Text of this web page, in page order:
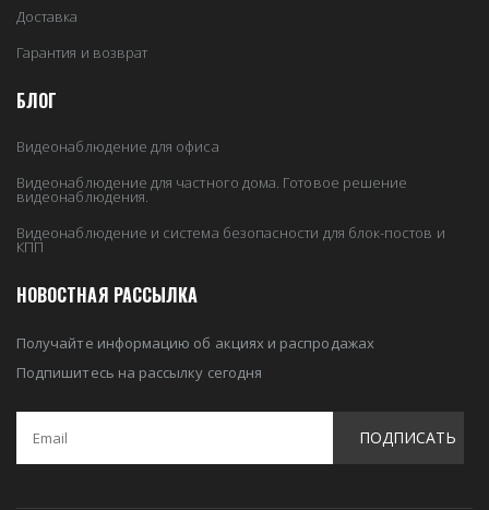
Доставка
Гарантия и возврат
БЛОГ
Видеонаблюдение для офиса
Видеонаблюдение для частного дома. Готовое решение
видеонаблюдения.
Видеонаблюдение и система безопасности для блок-постов и
КПП
НОВОСТНАЯ РАССЫЛКА
Получайте информацию об акциях и распродажах
Подпишитесь на рассылку сегодня
ПОДПИСАТЬ